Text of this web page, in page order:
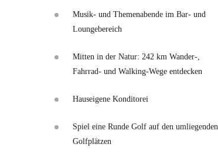
Musik- und Themenabende im Bar- und
Loungebereich
Mitten in der Natur: 242 km Wander-,
Fahrrad- und Walking-Wege entdecken
Hauseigene Konditorei
Spiel eine Runde Golf auf den umliegenden
Golfplätzen